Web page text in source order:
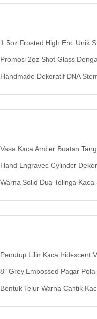
1.5oz Frosted High End Unik Shot
Promosi 2oz Shot Glass
Handmade Dekoratif DNA
Vasa Kaca Amber Buatan Tangan Vasa Unik Modern Untuk Meja Pusat Vasa
Hand Engraved Cylinder Dekorasi Kaca Vase,
Warna Solid Dua Telinga Kaca Botol Vase,
Penutup Lilin Kaca Iridescent Votive
8 "Grey Embossed Pagar
Bentuk Telur Warna Cantik Kaca Cylinder